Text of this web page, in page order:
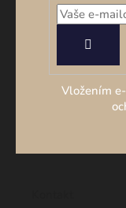
SE
Vložením